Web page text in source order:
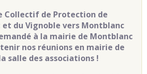
Collectif de Protection de
du Vignoble vers Montblanc
à la mairie de Montblanc
nos réunions en mairie de
salle des associations !